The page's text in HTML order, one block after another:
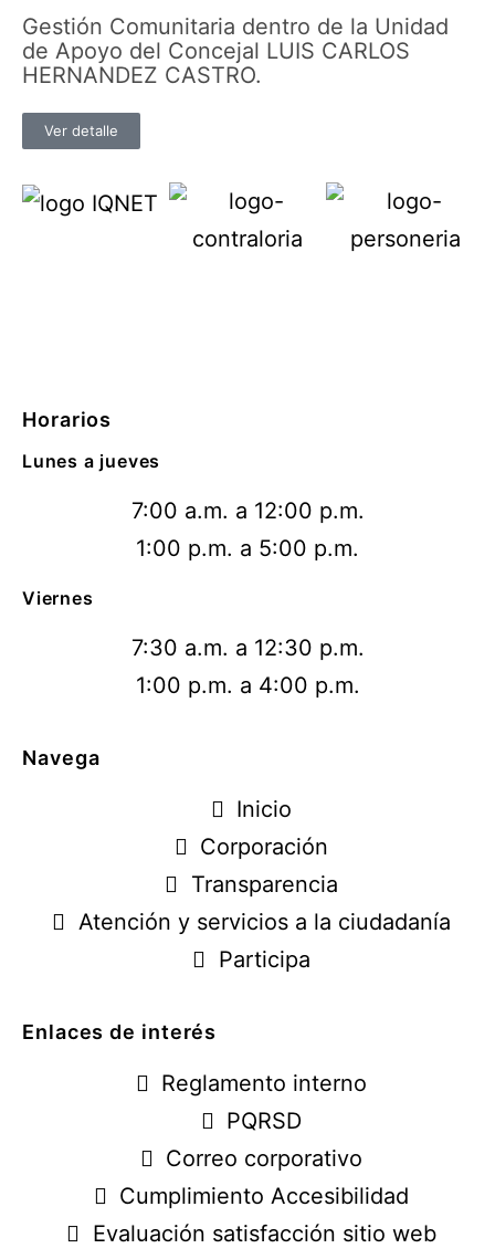
Gestión Comunitaria dentro de la Unidad
de Apoyo del Concejal LUIS CARLOS
HERNANDEZ CASTRO.
Ver detalle
Horarios
Lunes a jueves
7:00 a.m. a 12:00 p.m.
1:00 p.m. a 5:00 p.m.
Viernes
7:30 a.m. a 12:30 p.m.
1:00 p.m. a 4:00 p.m.
Navega
Inicio
Corporación
Transparencia
Atención y servicios a la ciudadanía
Participa
Enlaces de interés
Reglamento interno
PQRSD
Correo corporativo
Cumplimiento Accesibilidad
Evaluación satisfacción sitio web